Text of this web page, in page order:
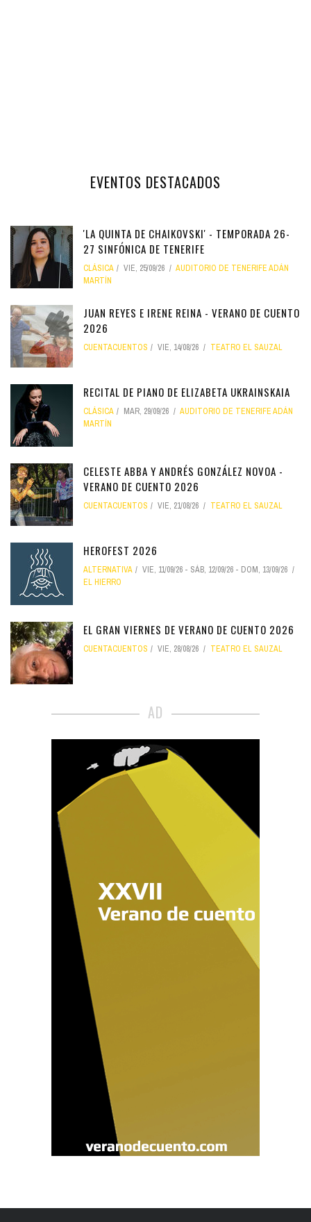
EVENTOS DESTACADOS
'LA QUINTA DE CHAIKOVSKI' - TEMPORADA 26-
27 SINFÓNICA DE TENERIFE
CLÁSICA VIE, 25/09/26
AUDITORIO DE TENERIFE ADÁN
MARTÍN
JUAN REYES E IRENE REINA - VERANO DE CUENTO
2026
CUENTACUENTOS VIE, 14/08/26 TEATRO EL SAUZAL
RECITAL DE PIANO DE ELIZABETA UKRAINSKAIA
CLÁSICA MAR, 29/09/26
AUDITORIO DE TENERIFE ADÁN
MARTÍN
CELESTE ABBA Y ANDRÉS GONZÁLEZ NOVOA -
VERANO DE CUENTO 2026
CUENTACUENTOS VIE, 21/08/26 TEATRO EL SAUZAL
HEROFEST 2026
ALTERNATIVA VIE, 11/09/26 - SÁB, 12/09/26 - DOM, 13/09/26
EL HIERRO
EL GRAN VIERNES DE VERANO DE CUENTO 2026
CUENTACUENTOS VIE, 28/08/26 TEATRO EL SAUZAL
AD